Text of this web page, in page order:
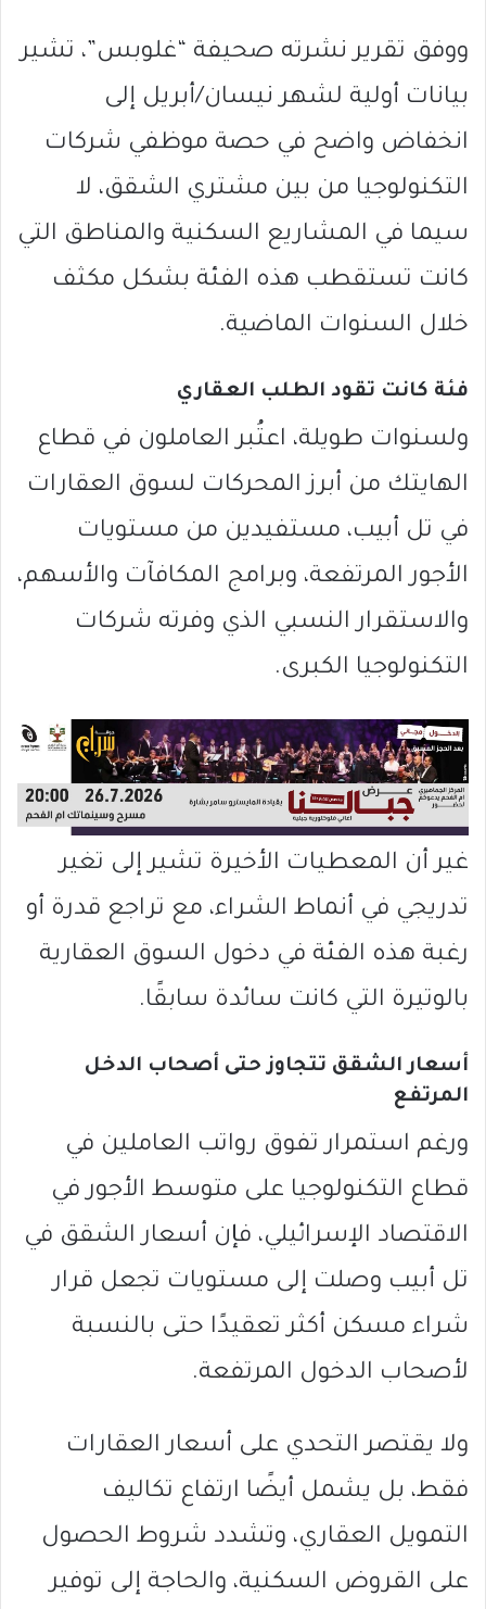
ووفق تقرير نشرته صحيفة “غلوبس”، تشير
بيانات أولية لشهر نيسان/أبريل إلى
انخفاض واضح في حصة موظفي شركات
التكنولوجيا من بين مشتري الشقق، لا
سيما في المشاريع السكنية والمناطق التي
كانت تستقطب هذه الفئة بشكل مكثف
خلال السنوات الماضية.
فئة كانت تقود الطلب العقاري
ولسنوات طويلة، اعتُبر العاملون في قطاع
الهايتك من أبرز المحركات لسوق العقارات
في تل أبيب، مستفيدين من مستويات
الأجور المرتفعة، وبرامج المكافآت والأسهم،
والاستقرار النسبي الذي وفرته شركات
التكنولوجيا الكبرى.
غير أن المعطيات الأخيرة تشير إلى تغير
تدريجي في أنماط الشراء، مع تراجع قدرة أو
رغبة هذه الفئة في دخول السوق العقارية
بالوتيرة التي كانت سائدة سابقًا.
أسعار الشقق تتجاوز حتى أصحاب الدخل
المرتفع
ورغم استمرار تفوق رواتب العاملين في
قطاع التكنولوجيا على متوسط الأجور في
الاقتصاد الإسرائيلي، فإن أسعار الشقق في
تل أبيب وصلت إلى مستويات تجعل قرار
شراء مسكن أكثر تعقيدًا حتى بالنسبة
لأصحاب الدخول المرتفعة.
ولا يقتصر التحدي على أسعار العقارات
فقط، بل يشمل أيضًا ارتفاع تكاليف
التمويل العقاري، وتشدد شروط الحصول
على القروض السكنية، والحاجة إلى توفير